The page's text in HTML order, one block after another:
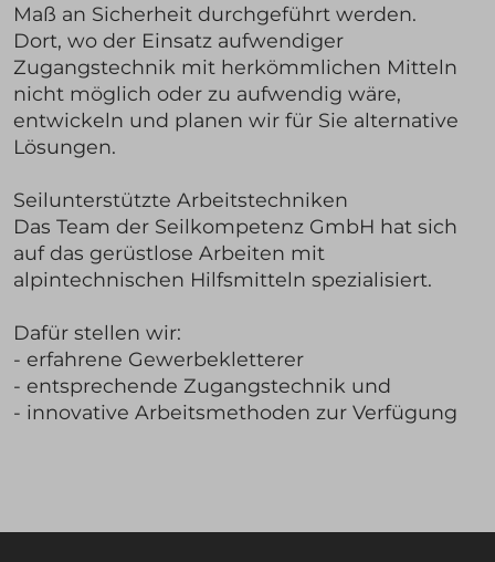
Maß an Sicherheit durchgeführt werden.
Dort, wo der Einsatz aufwendiger
Zugangstechnik mit herkömmlichen Mitteln
nicht möglich oder zu aufwendig wäre,
entwickeln und planen wir für Sie alternative
Lösungen.
Seilunterstützte Arbeitstechniken
Das Team der Seilkompetenz GmbH hat sich
auf das gerüstlose Arbeiten mit
alpintechnischen Hilfsmitteln spezialisiert.
Dafür stellen wir:
- erfahrene Gewerbekletterer
- entsprechende Zugangstechnik und
- innovative Arbeitsmethoden zur Verfügung